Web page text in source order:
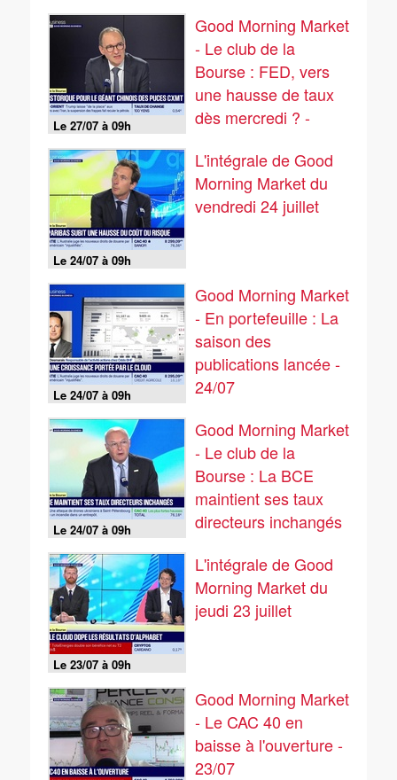
Le 27/07 à 09h
Good Morning Market
- Le club de la
Bourse : FED, vers
une hausse de taux
dès mercredi ? -
Le 24/07 à 09h
L'intégrale de Good
Morning Market du
vendredi 24 juillet
Le 24/07 à 09h
Good Morning Market
- En portefeuille : La
saison des
publications lancée -
24/07
Le 24/07 à 09h
Good Morning Market
- Le club de la
Bourse : La BCE
maintient ses taux
directeurs inchangés
Le 23/07 à 09h
L'intégrale de Good
Morning Market du
jeudi 23 juillet
Good Morning Market
- Le CAC 40 en
baisse à l'ouverture -
23/07